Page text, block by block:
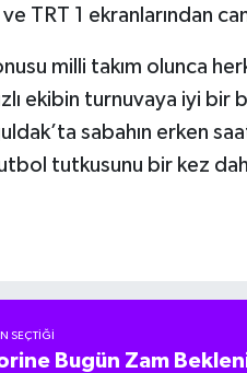
TRT 1 ekranlarından
milli takım olunca
ekibin turnuvaya iyi bir
sabahın erken
tutkusunu bir kez
SEÇTIĞI
Bugün Zam